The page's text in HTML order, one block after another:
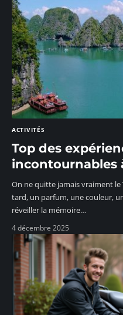
ACTIVITÉS
Top des
incontournables
On ne quitte jamais vraiment
tard, un parfum, une couleur,
réveiller la mémoire…
4 décembre 2025